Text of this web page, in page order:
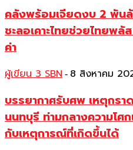
คลังพร้อมเจียดงบ 2 พัน
ชะลอเคาะไทยช่วยไทยพลั
ค่า
ผู้เขียน 3 SBN - 8 สิงหาคม
บรรยากาศรับศพ เหตุกรา
นนทบุรี ท่ามกลางความโศก
กับเหตุการณ์ที่เกิดขึ้นได้